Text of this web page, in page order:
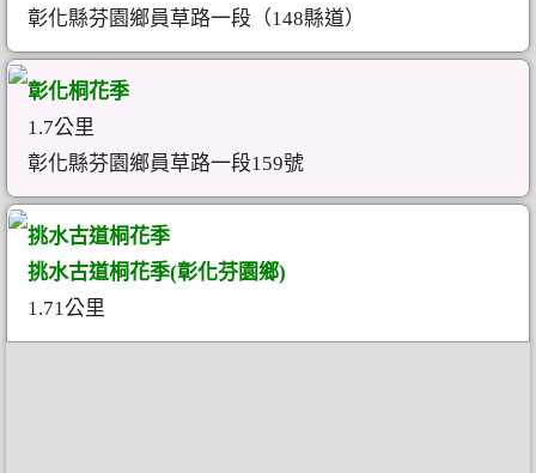
彰化縣芬園鄉員草路一段（148縣道）
彰化桐花季
1.7公里
彰化縣芬園鄉員草路一段159號
挑水古道桐花季
挑水古道桐花季(彰化芬園鄉)
1.71公里